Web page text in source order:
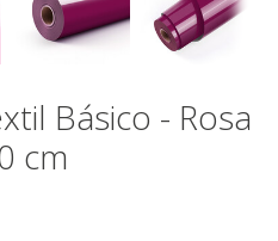
Básico - Rosa
cm